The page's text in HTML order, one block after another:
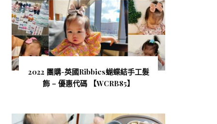
2022 團購-英國Ribbies蝴蝶結手工髮
飾 – 優惠代碼 【WCRB85 】